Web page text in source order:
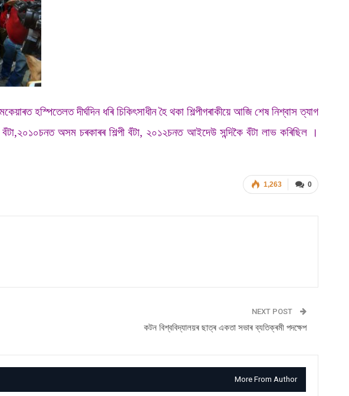
হস্পিতেলত দীৰ্ঘদিন ধৰি চিকিৎসাধীন হৈ থকা শিল্পীগৰাকীয়ে আজি শেষ নিশ্বাস ত্যাগ
অসম চৰকাৰৰ শিল্পী বঁটা, ২০১২চনত আইদেউ সন্দিকৈ বঁটা লাভ কৰিছিল ।
0
1,263
NEXT POST
কটন বিশ্ববিদ্যালয়ৰ ছাত্ৰ একতা সভাৰ ব্যতিক্ৰমী পদক্ষেপ
More From Author